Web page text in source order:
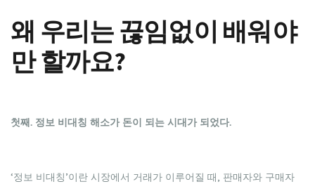
왜 우리는 끊임없이 배워야
만 할까요?
첫째. 정보 비대칭 해소가 돈이 되는 시대가 되었다.
‘정보 비대칭’이란 시장에서 거래가 이루어질 때, 판매자와 구매자